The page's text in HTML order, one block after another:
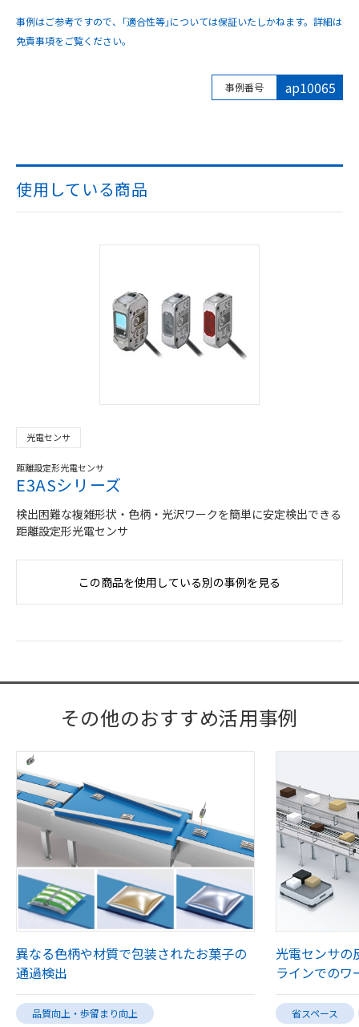
事例はご参考ですので、｢適合性等｣については保証いたしかねます。詳細は
免責事項をご覧ください。
事例番号 ap10065
使用している商品
距離設定形光電センサ
E3ASシリーズ
検出困難な複雑形状・色柄・光沢ワークを簡単に安定検出できる
距離設定形光電センサ
光電センサ
この商品を使用している別の事例を見る
その他のおすすめ活用事例
異なる色柄や材質で包装されたお菓子の
通過検出
品質向上・歩留まり向上
光電センサの
ラインでのワ
省スペース